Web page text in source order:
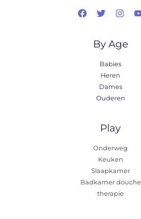
By Age
Babies
Heren
Dames
Ouderen
Play
Onderweg
Keuken
Slaapkamer
Badkamer douche
therapie